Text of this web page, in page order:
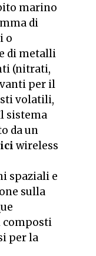
marino
di
o
di metalli
(nitrati,
per il
volatili,
sistema
da un
wireless
spaziali e
sulla
composti
per la